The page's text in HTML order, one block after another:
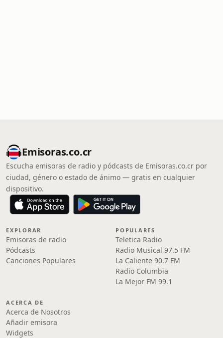
Emisoras.co.cr
Escucha emisoras de radio y pódcasts de Emisoras.co.cr por
ciudad, género o estado de ánimo — gratis en cualquier
dispositivo.
EXPLORAR
Emisoras de radio
Pódcasts
Canciones Populares
POPULARES
Teletica Radio
Radio Musical 97.5 FM
La Caliente 90.7 FM
Radio Columbia
La Mejor FM 99.1
ACERCA DE
Acerca de Nosotros
Añadir emisora
Widgets